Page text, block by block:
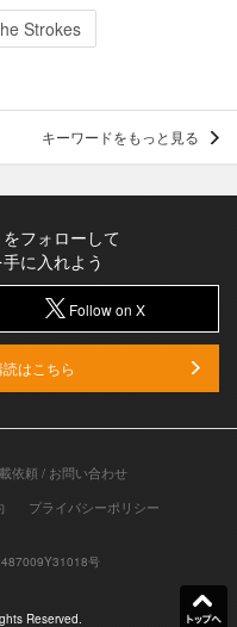
Strokes
キーワードをもっと見る
フォローして
に入れよう
Follow on X
はこちら
依頼 / お問い合わせ
プライバシーポリシー
号
Reserved.